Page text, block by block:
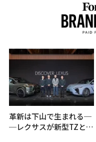
革新は下山で生まれる─
─レクサスが新型TZとE